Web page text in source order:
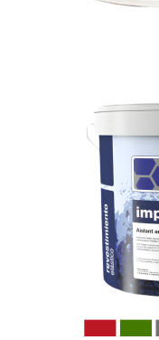
ROJO LEVANTE,